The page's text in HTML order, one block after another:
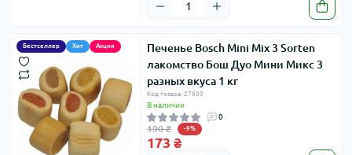
Бестселлер Хит Акция
Печенье Bosch Mini Mix 3 Sorten
лакомство Бош Дуо Мини Микс 3
разных вкуса 1 кг
Код товара: 27600
В наличии
0
190 ₴ -9%
173 ₴